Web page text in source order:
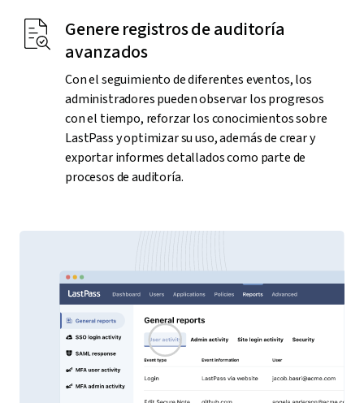
Genere registros de auditoría
avanzados
Con el seguimiento de diferentes eventos, los
administradores pueden observar los progresos
con el tiempo, reforzar los conocimientos sobre
LastPass y optimizar su uso, además de crear y
exportar informes detallados como parte de
procesos de auditoría.